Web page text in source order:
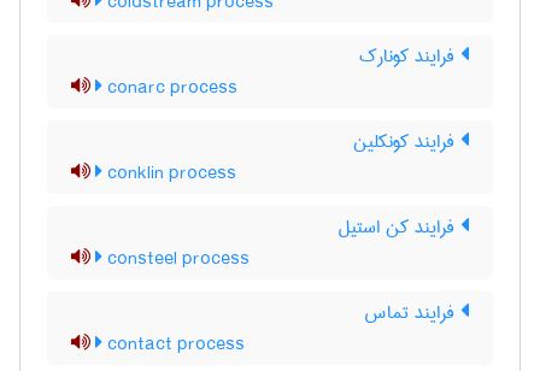
فرایند کونارک
conarc process
فرایند کونکلین
conklin process
فرایند کن استیل
consteel process
فرایند تماس
contact process